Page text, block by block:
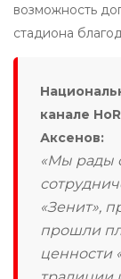
возможность
стадиона
канале
Аксенов:
«Мы рады
«Зенит»,
прошли
ценности